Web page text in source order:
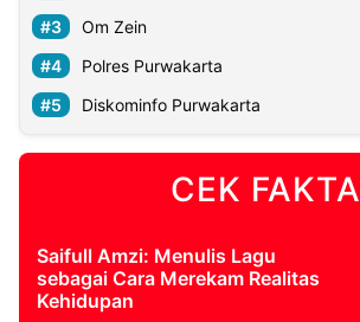
Om Zein
Polres Purwakarta
Diskominfo Purwakarta
CEK FAKTA
Saifull Amzi: Menulis Lagu
sebagai Cara Merekam Realitas
Kehidupan